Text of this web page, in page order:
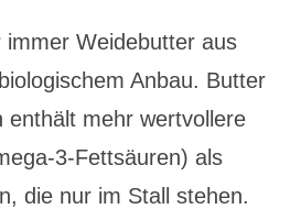
Weidebutter aus
Anbau. Butter
enthält mehr wertvollere
3-Fettsäuren) als
die nur im Stall stehen.